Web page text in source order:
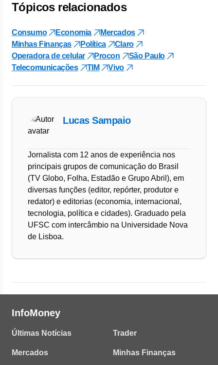
Tópicos relacionados
Consumo Economia
Mercados
Minhas Finanças
Política
Claro
Operadora de celular
Procon
São Paulo
Telecomunicações
TIM Vivo
Lucas Sampaio
Jornalista com 12 anos de experiência nos
principais grupos de comunicação do Brasil
(TV Globo, Folha, Estadão e Grupo Abril), em
diversas funções (editor, repórter, produtor e
redator) e editorias (economia, internacional,
tecnologia, política e cidades). Graduado pela
UFSC com intercâmbio na Universidade Nova
de Lisboa.
InfoMoney
Últimas Notícias
Mercados
Trader
Minhas Finanças